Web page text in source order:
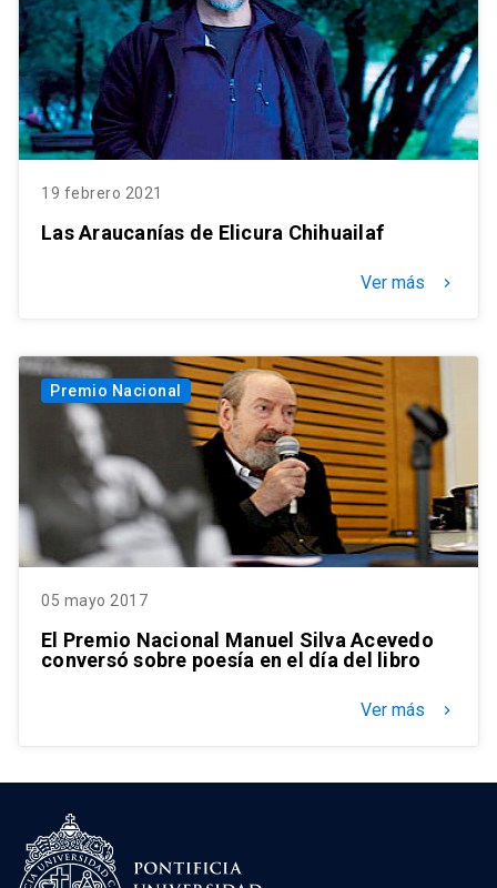
19 febrero 2021
Las Araucanías de Elicura Chihuailaf
Ver más keyboard_arrow_right
Premio Nacional
05 mayo 2017
El Premio Nacional Manuel Silva Acevedo
conversó sobre poesía en el día del libro
Ver más keyboard_arrow_right